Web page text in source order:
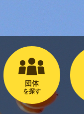
団体
を探す